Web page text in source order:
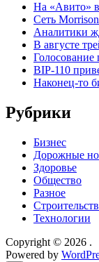
На «Авито»
Сеть
Аналитики
В августе
BIP-110
Наконец-то
Рубрики
Бизнес
Дорожные
Здоровье
Общество
Разное
Технологии
Copyright © 2026 .
Powered by